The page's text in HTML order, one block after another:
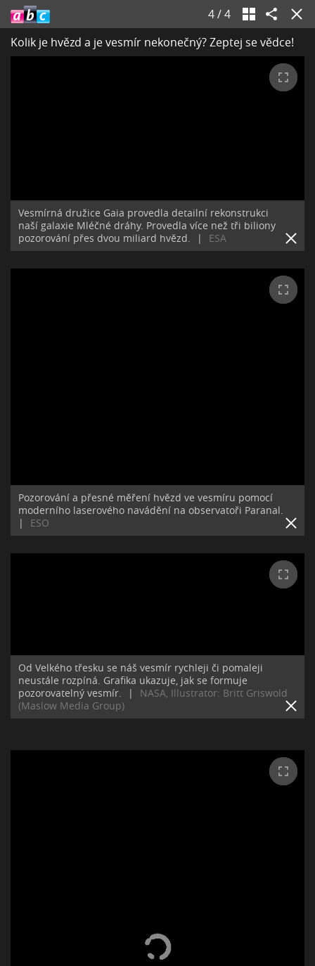
4/4
Kolik je hvězd a je vesmír nekonečný? Zeptej se vědce!
Vesmírná družice Gaia provedla detailní rekonstrukci
naší galaxie Mléčné dráhy. Provedla více než tři biliony
pozorování přes dvou miliard hvězd.
| ESA
Pozorování a přesné měření hvězd ve vesmíru pomocí
moderního laserového navádění na observatoři Paranal.
|
ESO
Od Velkého třesku se náš vesmír rychleji či pomaleji
neustále rozpíná. Grafika ukazuje, jak se formuje
pozorovatelný vesmír.
|
NASA, Illustrator: Britt Griswold
(Maslow Media Group)